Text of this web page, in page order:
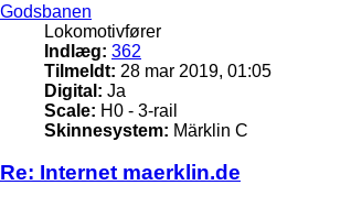
Godsbanen
Lokomotivfører
Indlæg: 362
Tilmeldt: 28 mar 2019, 01:05
Digital: Ja
Scale: H0 - 3-rail
Skinnesystem: Märklin C
Re: Internet maerklin.de